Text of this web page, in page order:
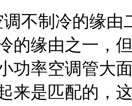
调不制冷的缘
的缘由之一，
功率空调管大
来是匹配的，